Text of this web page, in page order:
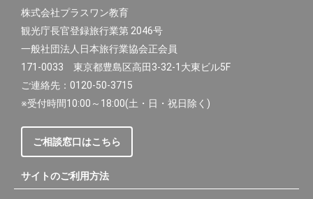
株式会社プラスワン教育
観光庁長官登録旅行業第 2046号
一般社団法人日本旅行業協会正会員
171-0033 東京都豊島区高田3-32-1大東ビル5F
ご連絡先：0120-50-3715
※受付時間10:00～18:00(土・日・祝日除く)
ご相談窓口はこちら
サイトのご利用方法